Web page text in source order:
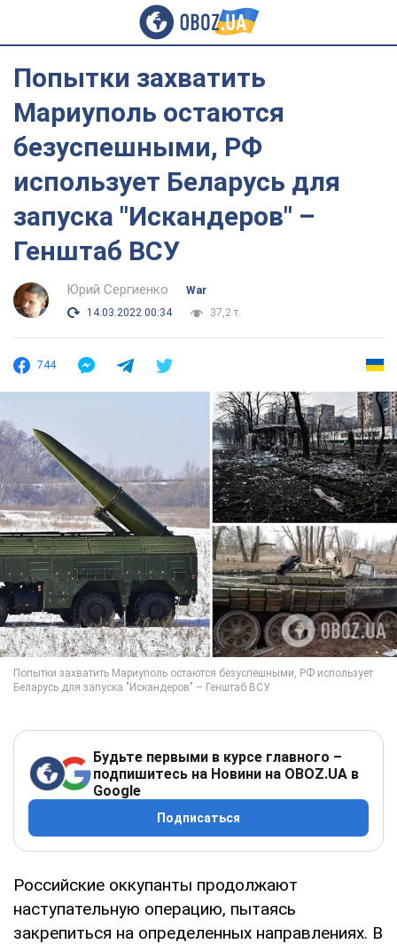
Попытки захватить
Мариуполь остаются
безуспешными, РФ
использует Беларусь для
запуска "Искандеров" –
Генштаб ВСУ
Юрий Сергиенко
War
14.03.2022 00:34
37,2 т.
744
Будьте первыми в курсе главного –
подпишитесь на Новини на OBOZ.UA в
Google
Подписаться
Российские оккупанты продолжают
наступательную операцию, пытаясь
закрепиться на определенных направлениях. В